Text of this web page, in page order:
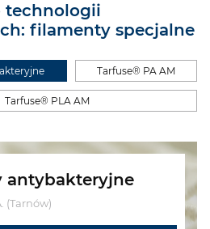
technologii
filamenty specjalne
Tarfuse® PA AM
Tarfuse® PLA AM
antybakteryjne
(Tarnów)